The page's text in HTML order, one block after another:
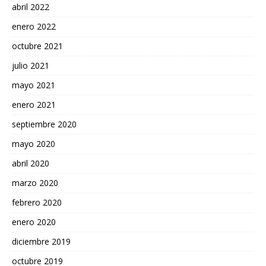
abril 2022
enero 2022
octubre 2021
julio 2021
mayo 2021
enero 2021
septiembre 2020
mayo 2020
abril 2020
marzo 2020
febrero 2020
enero 2020
diciembre 2019
octubre 2019